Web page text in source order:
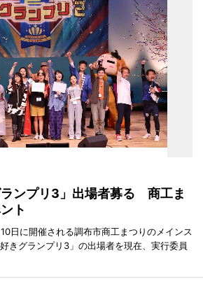
ンプリ3」出場者募る 商工ま
ト
日に開催される調布市商工まつりのメインス
きグランプリ3」の出場者を現在、実行委員